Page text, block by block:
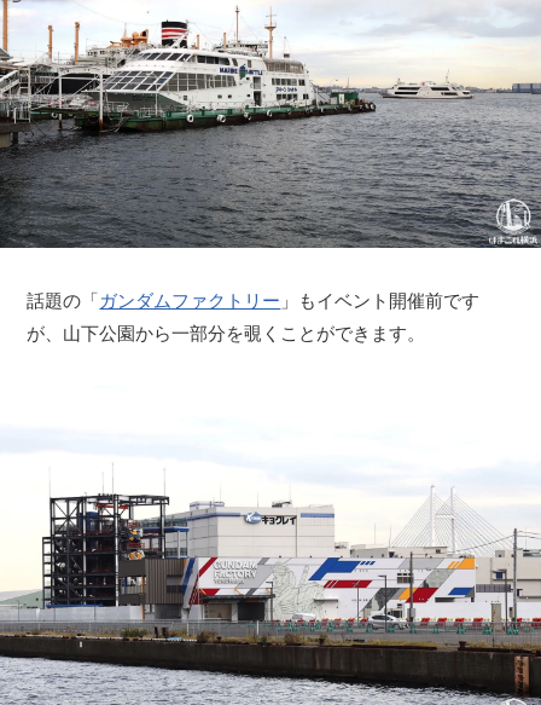
話題の「 ガンダムファクトリー 」もイベント開催前です
が、山下公園から一部分を覗くことができます。